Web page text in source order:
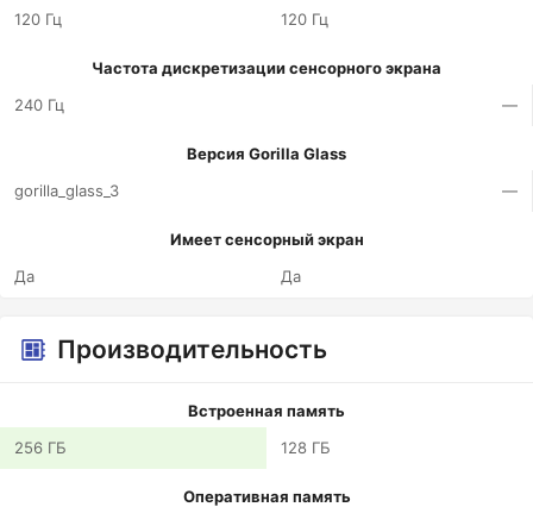
120 Гц 120 Гц
Частота дискретизации сенсорного экрана
240 Гц
—
Версия Gorilla Glass
gorilla_glass_3
—
Имеет сенсорный экран
Да
Да
Производительность
Встроенная память
256 ГБ
128 ГБ
Оперативная память